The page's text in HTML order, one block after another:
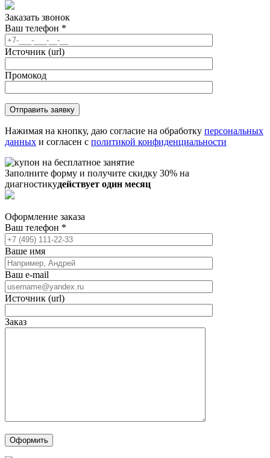
Заказать звонок
Ваш телефон *
Источник (url)
Промокод
Нажимая на кнопку, даю согласие на обработку персональных
данных и согласен с политикой конфиденциальности
Заполните форму и получите скидку 30% на
диагностикудействует один месяц
Оформление заказа
Ваш телефон *
Ваше имя
Ваш e-mail
Источник (url)
Заказ